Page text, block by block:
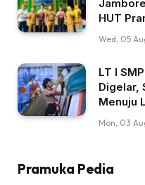
HUT
Wed, 05
LT I
Digelar,
Menuju
Mon, 03
Pramuka Pedia